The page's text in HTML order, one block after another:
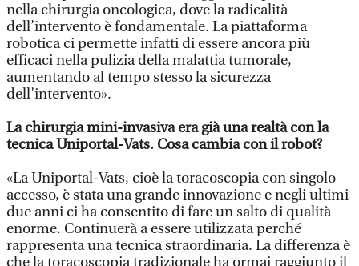
nella chirurgia oncologica, dove la radicalità
dell’intervento è fondamentale. La piattaforma
robotica ci permette infatti di essere ancora più
efficaci nella pulizia della malattia tumorale,
aumentando al tempo stesso la sicurezza
dell’intervento».
La chirurgia mini-invasiva era già una realtà con la
tecnica Uniportal-Vats. Cosa cambia con il robot?
«La Uniportal-Vats, cioè la toracoscopia con singolo
accesso, è stata una grande innovazione e negli ultimi
due anni ci ha consentito di fare un salto di qualità
enorme. Continuerà a essere utilizzata perché
rappresenta una tecnica straordinaria. La differenza è
che la toracoscopia tradizionale ha ormai raggiunto il